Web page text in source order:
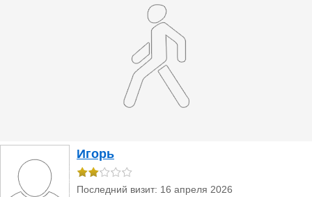
Игорь
Последний визит: 16 апреля 2026